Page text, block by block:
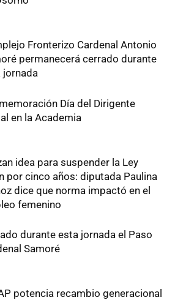
Fronterizo Cardenal Antonio
permanecerá cerrado durante
jornada
Día del Dirigente
en la Academia
idea para suspender la Ley
por cinco años: diputada Paulina
dice que norma impactó en el
femenino
durante esta jornada el Paso
Samoré
potencia recambio generacional